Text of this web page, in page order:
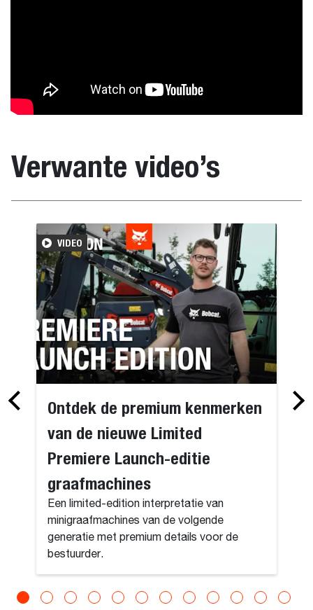
Verwante video’s
VIDEO
Ontdek de premium kenmerken
van de nieuwe Limited
Premiere Launch-editie
graafmachines
Een limited-edition interpretatie van
minigraafmachines van de volgende
generatie met premium details voor de
bestuurder.